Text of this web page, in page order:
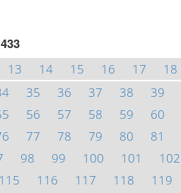
433
13 14 15 16 17 18
35 36 37 38 39
56 57 58 59 60
77 78 79 80 81
98 99 100 101 102
115 116 117 118 119